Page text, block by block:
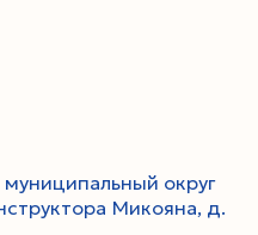
муниципальный округ
Микояна, д.